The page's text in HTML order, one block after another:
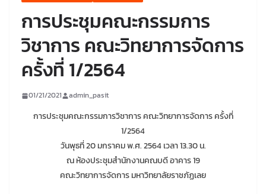
การประชุมคณะกรรมการ
วิชาการ คณะวิทยาการจัดการ
ครั้งที่ 1/2564
01/21/2021 admin_pasit
การประชุมคณะกรรมการวิชาการ คณะวิทยาการจัดการ ครั้งที่
1/2564
วันพุธที่ 20 มกราคม พ.ศ. 2564 เวลา 13.30 น.
ณ ห้องประชุมสำนักงานคณบดี อาคาร 19
คณะวิทยาการจัดการ มหาวิทยาลัยราชภัฏเลย